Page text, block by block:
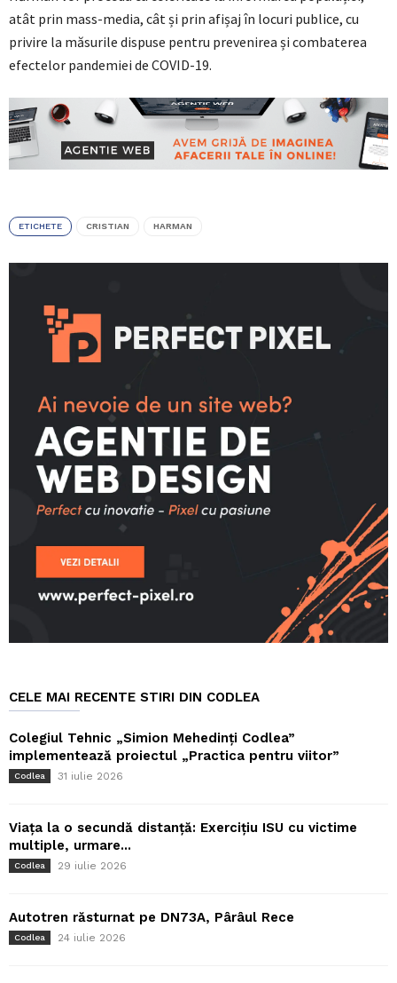
atât prin mass-media, cât și prin afișaj în locuri publice, cu
privire la măsurile dispuse pentru prevenirea și combaterea
efectelor pandemiei de COVID-19.
ETICHETE CRISTIAN HARMAN
CELE MAI RECENTE STIRI DIN CODLEA
Colegiul Tehnic „Simion Mehedinți Codlea”
implementează proiectul „Practica pentru viitor”
Codlea 31 iulie 2026
Viața la o secundă distanță: Exercițiu ISU cu victime
multiple, urmare...
Codlea 29 iulie 2026
Autotren răsturnat pe DN73A, Pârâul Rece
Codlea 24 iulie 2026